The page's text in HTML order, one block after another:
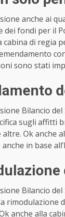
anche ai
dei fondi per il
cabina di regia
sono stati
Bilancio
sugli affitti
Ok anche
in base
Bilancio
anche alla